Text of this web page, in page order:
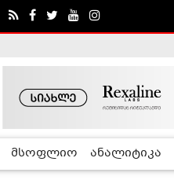
მსოფლიო ანალიტიკა